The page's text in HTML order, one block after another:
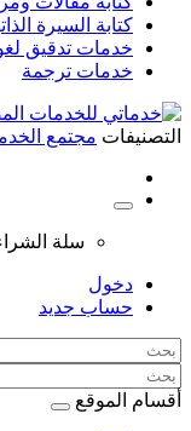
كتابة السيرة
خدمات تدقيق
خدمات ترجمة
التصنيفات مجتمع
سلة
دخول
حساب جديد
أقسام الموقع